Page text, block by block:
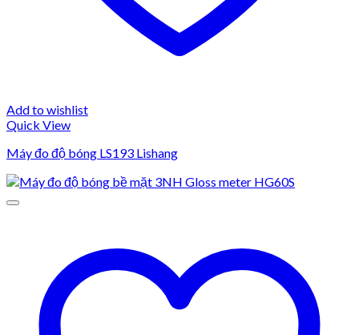
Add to wishlist
Quick View
Máy đo độ bóng LS193 Lishang